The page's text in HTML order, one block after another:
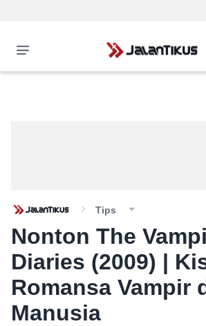
Tips
Nonton The
Diaries (2009) |
Romansa Vampir
Manusia